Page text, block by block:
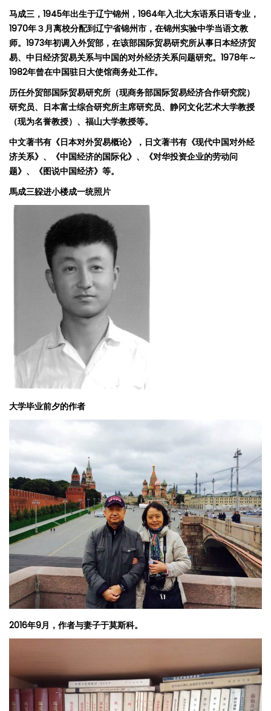
马成三， 1945年出生于辽宁锦州， 1964年入北大东语系日语专业，
1970年３月离校分配到辽宁省锦州市，在锦州实验中学当语文教
师。 1973年初调入外贸部，在该部国际贸易研究所从事日本经济贸
易、中日经济贸易关系与中国的对外经济关系问题研究。 1978年～
1982年曾在中国驻日大使馆商务处工作。
历任外贸部国际贸易研究所（现商务部国际贸易经济合作研究院）
研究员、日本富士综合研究所主席研究员、静冈文化艺术大学教授
（现为名誉教授）、福山大学教授等。
中文著书有《日本对外贸易概论》，日文著书有《现代中国对外经
济关系》、《中国经济的国际化》、《对华投资企业的劳动问
题》、《图说中国经济》等。
馬成三躱进小楼成一统照片
大学毕业前夕的作者
2016年9月，作者与妻子于莫斯科。